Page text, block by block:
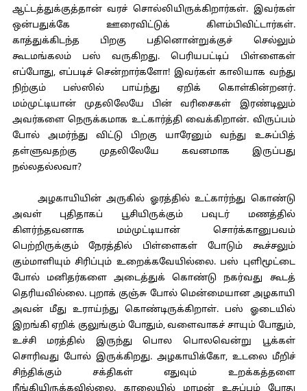
ஆட்டத்துக்குத்தான் வரச் சொல்லியிருக்கிறார்கள். இவர்கள்
ஒன்பதுக்கே ஊரைவிட்டுக் கிளம்பிவிட்டார்கள்.
காத்துக்கிடந்த பிறகு பதினொன்றுக்குச் செல்லும்
கூடமங்கலம் பஸ் வருகிறது. பெரியபட்டிப் பிள்ளைகள்
எப்போது, எப்படிச் சென்றார்களோ! இவர்கள் காலியாக வந்து
நிற்கும் பஸ்ஸில் பாய்ந்து ஏறிக் கொள்கின்றனர்.
மம்முட்டியான் முதலிலேயே பின் வரிசைகள் இரண்டிலும்
அவர்களை நெருக்கமாக உட்கார்த்தி வைக்கிறான். விருப்பம்
போல் அமர்ந்து விட்டு பிறகு யாரேனும் வந்து உசுப்பித்
தள்ளுவதற்கு முதலிலேயே கவனமாக இருப்பது
நல்லதல்லவா?
அழகாயியின் அருகில் ஓரத்தில் உட்கார்ந்து கொண்டு
அவள் புதிதாகப் பூசியிருக்கும் பவுடர் மணத்தில்
கிளர்ந்தவனாக மம்முட்டியான் சொர்க்கானுபவம்
பெற்றிருக்கும் நேரத்தில் பிள்ளைகள் போடும் கூச்சலும்
கும்மாளியும் சிரிப்பும் உறைக்கவேயில்லை. பஸ் புளிமூட்டை
போல் மனிதர்களை அடைத்துக் கொண்டு நகர்வது கூடத்
தெரியவில்லை. புறாக் குஞ்சு போல் மென்மையான அழகாயி
அவன் மீது உராய்ந்து கொண்டிருக்கிறாள். பஸ் ஓடையில்
இறங்கி ஏறிக் குலுங்கும் போதும், வளைவாகச் சாயும் போதும்,
உச்சி மரத்தில் இருந்து பொல பொலவென்று பூக்கள்
சொரிவது போல் இருக்கிறது. அழகாயிக்கோ, உடலை மீறிச்
சிந்திக்கும் சக்திகள் எதுவும் உறக்கத்தளை